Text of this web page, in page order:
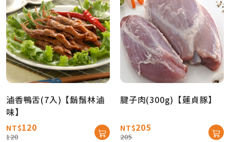
滷香鴨舌(7入)【鬍鬚林滷
味】
NT$120
120
腱子肉(300g)【蓮貞豚】
NT$205
205